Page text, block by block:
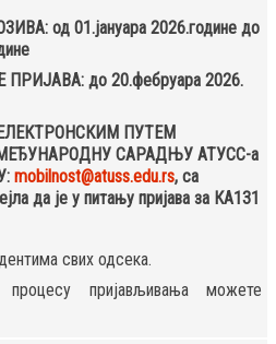
од 01.јануара 2026.године до
до 20.фебруара 2026.
ПУТЕМ
САРАДЊУ АТУСС-а
mobilnost@atuss.edu.rs, са
да је у питању пријава за КА131
свих одсека.
пријављивања можете